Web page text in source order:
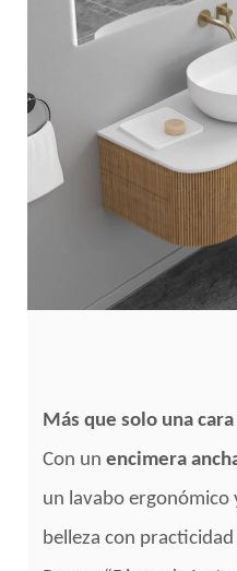
Más que solo una
Con un encimera
un lavabo ergonómico
belleza con practicidad